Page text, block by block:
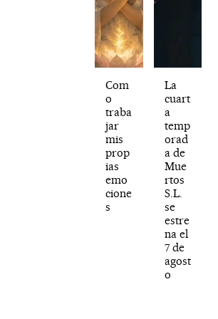
Com
o
traba
jar
mis
prop
ias
emo
cione
s
La
cuart
a
temp
orad
a de
Mue
rtos
S.L.
se
estre
na el
7 de
agost
o